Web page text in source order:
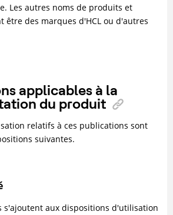
Les autres noms de produits et
être des marques d'HCL ou d'autres
applicables à la
du produit
relatifs à ces publications sont
suivantes.
s'ajoutent aux dispositions d'utilisation